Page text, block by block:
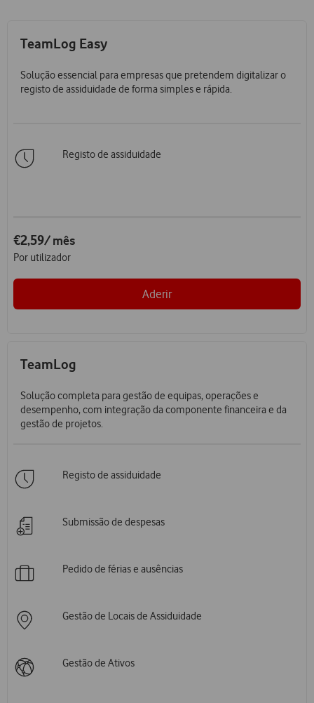
TeamLog Easy
Solução essencial para empresas que pretendem digitalizar o
registo de assiduidade de forma simples e rápida.
Registo de assiduidade
€2,59/ mês
Por utilizador
Aderir
TeamLog
Solução completa para gestão de equipas, operações e
desempenho, com integração da componente financeira e da
gestão de projetos.
Registo de assiduidade
Submissão de despesas
Pedido de férias e ausências
Gestão de Locais de Assiduidade​
Gestão de Ativos​